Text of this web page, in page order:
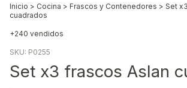
Inicio > Cocina > Frascos y Contenedores > Set
cuadrados
+240 vendidos
SKU: P0255
Set x3 frascos Aslan